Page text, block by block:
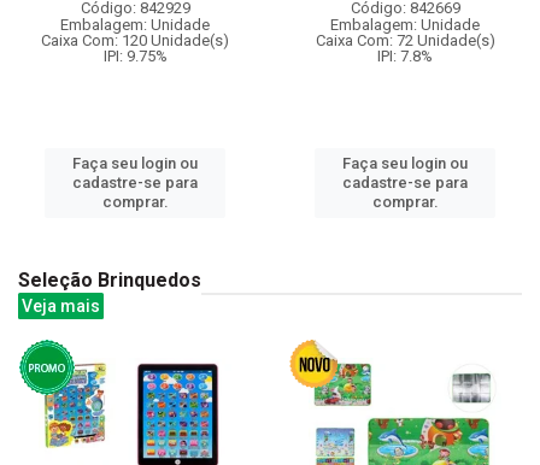
Código: 842929
Embalagem: Unidade
Caixa Com: 120 Unidade(s)
IPI: 9.75%
Faça seu login ou
cadastre-se para
comprar.
Código: 842669
Embalagem: Unidade
Caixa Com: 72 Unidade(s)
IPI: 7.8%
Faça seu login ou
cadastre-se para
comprar.
Seleção Brinquedos
Veja mais